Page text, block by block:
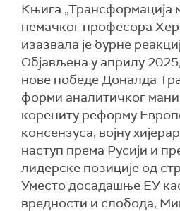
Књига „Трансформација
немачког професора
изазвала је бурне
Објављена у априлу
нове победе Доналда
форми аналитичког
корениту реформу
консензуса, војну
наступ према Русији и
лидерске позиције од
Уместо досадашње ЕУ
вредности и слобода,